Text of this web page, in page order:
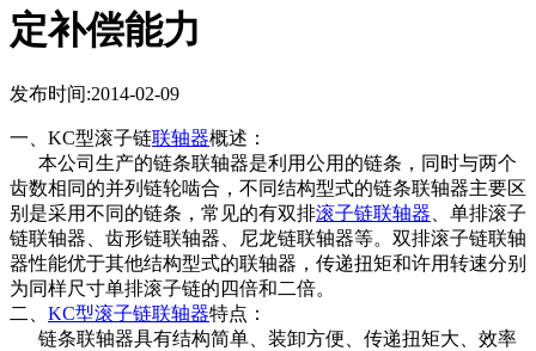
定补偿能力
发布时间:2014-02-09
一、KC型滚子链联轴器概述：
本公司生产的链条联轴器是利用公用的链条，同时与两个
齿数相同的并列链轮啮合，不同结构型式的链条联轴器主要区
别是采用不同的链条，常见的有双排滚子链联轴器 、单排滚子
链联轴器、齿形链联轴器、尼龙链联轴器等。双排滚子链联轴
器性能优于其他结构型式的联轴器，传递扭矩和许用转速分别
为同样尺寸单排滚子链的四倍和二倍。
二、 KC型滚子链联轴器特点：
链条联轴器具有结构简单、装卸方便、传递扭矩大、效率